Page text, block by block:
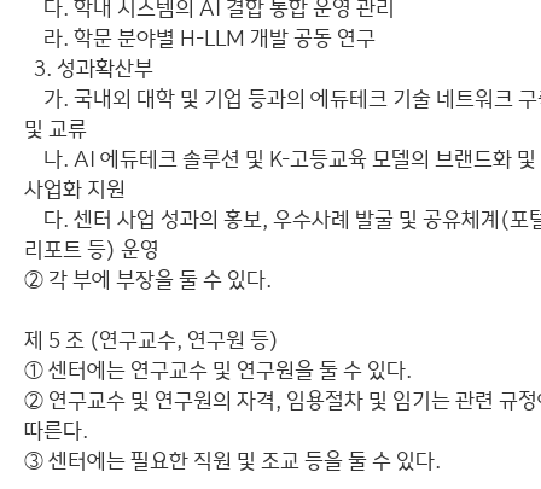
다. 학내 시스템의 AI 결합 통합 운영 관리
라. 학문 분야별 H-LLM 개발 공동 연구
3. 성과확산부
가. 국내외 대학 및 기업 등과의 에듀테크 기술 네트워크
및 교류
나. AI 에듀테크 솔루션 및 K-고등교육 모델의 브랜드화 및
사업화 지원
다. 센터 사업 성과의 홍보, 우수사례 발굴 및 공유체계(포
리포트 등) 운영
② 각 부에 부장을 둘 수 있다.
제 5 조 (연구교수, 연구원 등)
① 센터에는 연구교수 및 연구원을 둘 수 있다.
② 연구교수 및 연구원의 자격, 임용절차 및 임기는 관련 규
따른다.
③ 센터에는 필요한 직원 및 조교 등을 둘 수 있다.